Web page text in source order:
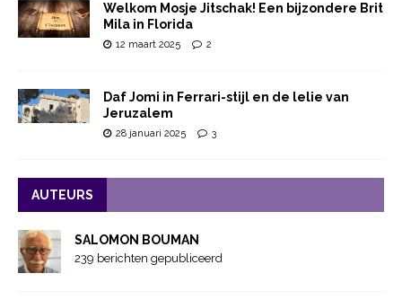
Welkom Mosje Jitschak! Een bijzondere Brit
Mila in Florida
12 maart 2025 2
Daf Jomi in Ferrari-stijl en de lelie van
Jeruzalem
28 januari 2025 3
AUTEURS
SALOMON BOUMAN
239 berichten gepubliceerd